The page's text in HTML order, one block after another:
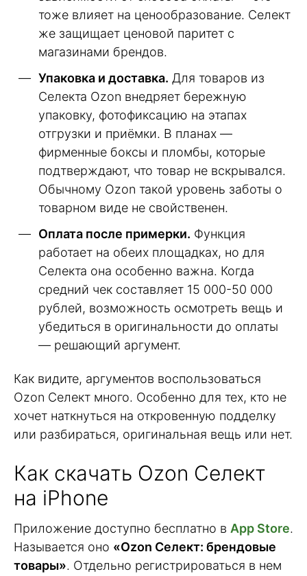
тоже влияет на ценообразование. Селект
же защищает ценовой паритет с
магазинами брендов.
Упаковка и доставка. Для товаров из
Селекта Ozon внедряет бережную
упаковку, фотофиксацию на этапах
отгрузки и приёмки. В планах —
фирменные боксы и пломбы, которые
подтверждают, что товар не вскрывался.
Обычному Ozon такой уровень заботы о
товарном виде не свойственен.
Оплата после примерки. Функция
работает на обеих площадках, но для
Селекта она особенно важна. Когда
средний чек составляет 15 000-50 000
рублей, возможность осмотреть вещь и
убедиться в оригинальности до оплаты
— решающий аргумент.
Как видите, аргументов воспользоваться
Ozon Селект много. Особенно для тех, кто не
хочет наткнуться на откровенную подделку
или разбираться, оригинальная вещь или нет.
Как скачать Ozon Селект
на iPhone
Приложение доступно бесплатно в App Store.
Называется оно «Ozon Селект: брендовые
товары». Отдельно регистрироваться в нем